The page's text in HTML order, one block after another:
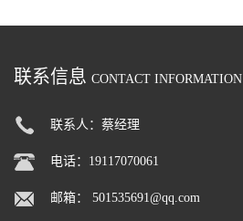
联系信息 CONTACT INFORMATION
联系人：蔡经理
电话：19117070061
邮箱： 501535691@qq.com